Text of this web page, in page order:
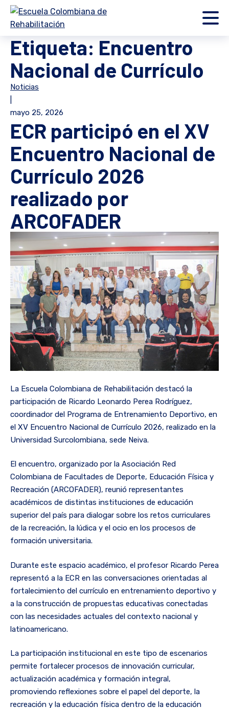
Etiqueta: Encuentro
Nacional de Currículo
Noticias
mayo 25, 2026
ECR participó en el XV
Encuentro Nacional de
Currículo 2026
realizado por
ARCOFADER
La Escuela Colombiana de Rehabilitación destacó la
participación de Ricardo Leonardo Perea Rodríguez,
coordinador del Programa de Entrenamiento Deportivo, en
el XV Encuentro Nacional de Currículo 2026, realizado en la
Universidad Surcolombiana, sede Neiva.
El encuentro, organizado por la Asociación Red
Colombiana de Facultades de Deporte, Educación Física y
Recreación (ARCOFADER), reunió representantes
académicos de distintas instituciones de educación
superior del país para dialogar sobre los retos curriculares
de la recreación, la lúdica y el ocio en los procesos de
formación universitaria.
Durante este espacio académico, el profesor Ricardo Perea
representó a la ECR en las conversaciones orientadas al
fortalecimiento del currículo en entrenamiento deportivo y
a la construcción de propuestas educativas conectadas
con las necesidades actuales del contexto nacional y
latinoamericano.
La participación institucional en este tipo de escenarios
permite fortalecer procesos de innovación curricular,
actualización académica y formación integral,
promoviendo reflexiones sobre el papel del deporte, la
recreación y la educación física dentro de la educación